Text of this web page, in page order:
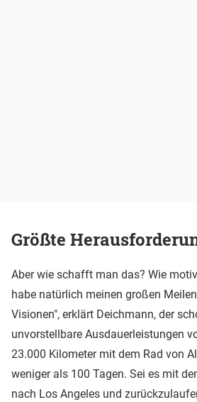
Größte
Aber wie schafft man das? Wie
habe natürlich meinen großen
Visionen", erklärt Deichmann, der
unvorstellbare Ausdauerleistungen
23.000 Kilometer mit dem Rad von
weniger als 100 Tagen. Sei es mit
nach Los Angeles und